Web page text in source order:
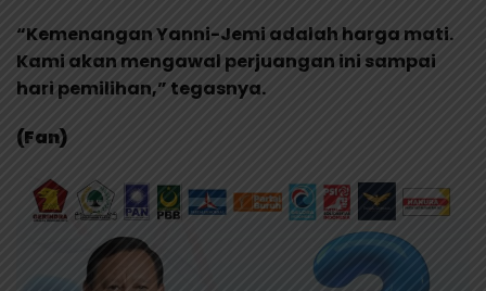
“Kemenangan Yanni-Jemi adalah harga mati.
Kami akan mengawal perjuangan ini sampai
hari pemilihan,” tegasnya.
(Fan)